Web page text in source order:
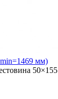
мм)
50×155